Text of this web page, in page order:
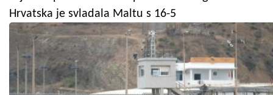
Hrvatska je svladala Maltu s 16-5